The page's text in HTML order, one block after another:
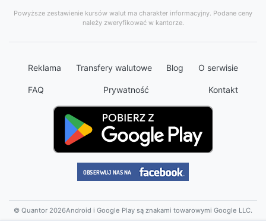
Powyższe zestawienie kursów walut ma charakter informacyjny. Podane ceny
należy zweryfikować w kantorze.
Reklama Transfery walutowe Blog O serwisie
FAQ Prywatność Kontakt
© Quantor 2026Android i Google Play są znakami towarowymi Google LLC.